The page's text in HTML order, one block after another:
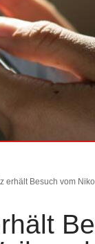
erhält Besuch vom